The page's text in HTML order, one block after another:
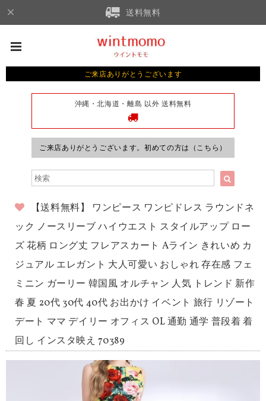
送料無料
ご来店ありがとうございます
沖縄・北海道・離島 以外 送料無料
ご来店ありがとうございます。初めての方は（こちら）
【送料無料】 ワンピース ワンピドレス ラウンドネ
ック ノースリーブ ハイウエスト スタイルアップ ロー
ズ 花柄 ロング丈 フレアスカート Aライン きれいめ カ
ジュアル エレガント 大人可愛い おしゃれ 存在感 フェ
ミニン ガーリー 韓国風 オルチャン 人気 トレンド 新作
春 夏 20代 30代 40代 お出かけ イベント 旅行 リゾート
デート ママ デイリー オフィス OL 通勤 通学 普段着 着
回し インスタ映え 70389